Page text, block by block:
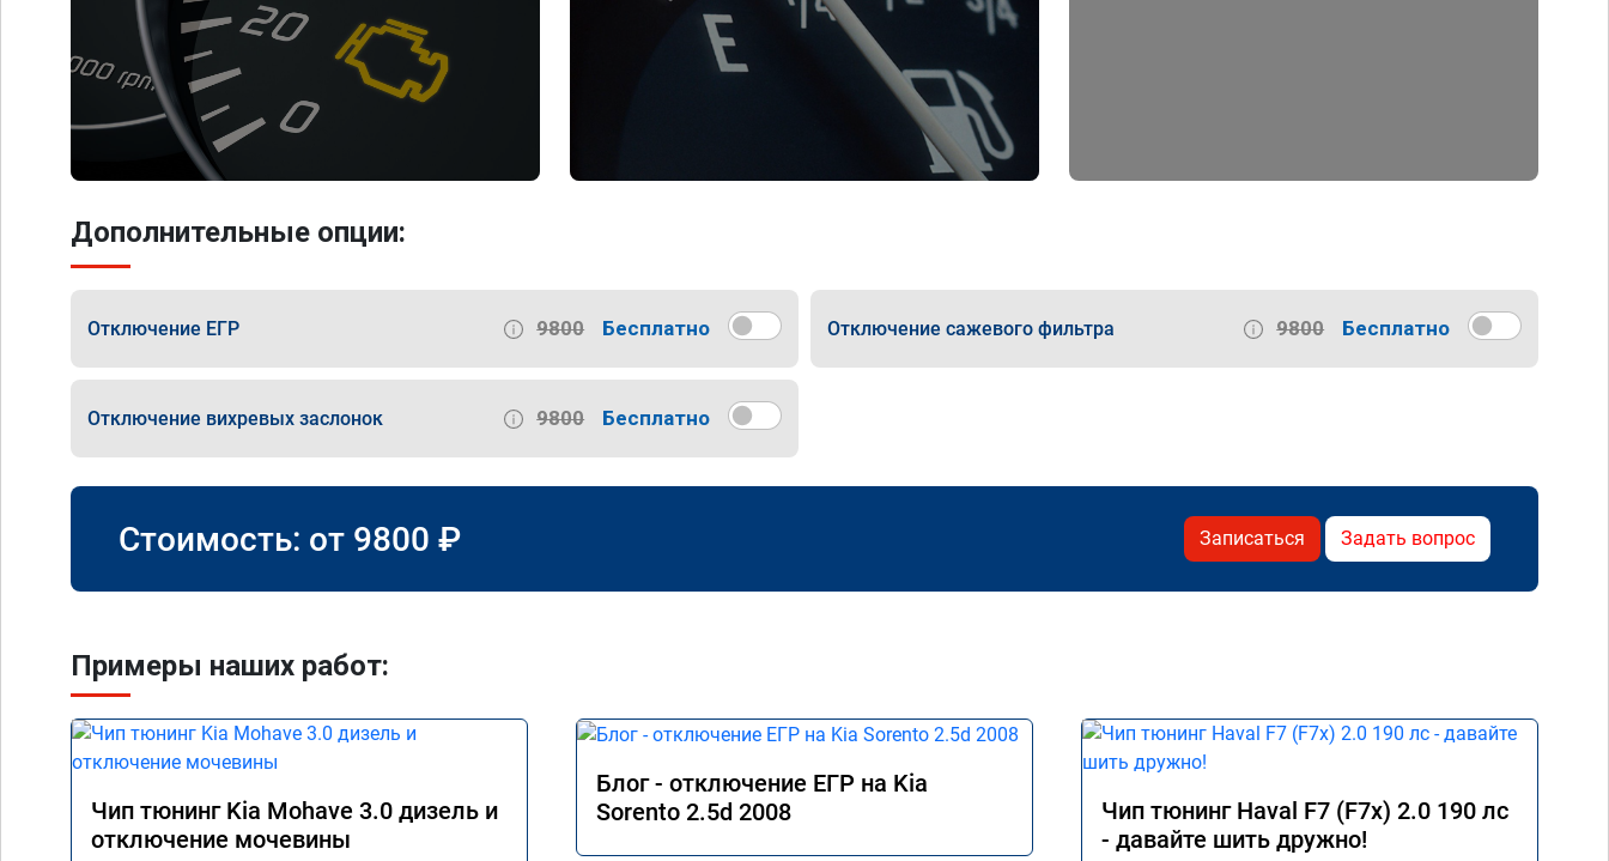
Дополнительные опции:
Отключение ЕГР 9800 Бесплатно Отключение сажевого фильтра 9800 Бесплатно
Отключение вихревых заслонок 9800 Бесплатно
Стоимость: от 9800 ₽ Записаться Задать вопрос
Примеры наших работ:
Чип тюнинг Kia Mohave 3.0 дизель и
отключение мочевины
Блог - отключение ЕГР на Kia
Sorento 2.5d 2008
Чип тюнинг Haval F7 (F7x) 2.0 190 лс
- давайте шить дружно!